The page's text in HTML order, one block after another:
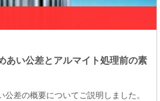
あい公差とアルマイト処理前の素
差の概要についてご説明しました。